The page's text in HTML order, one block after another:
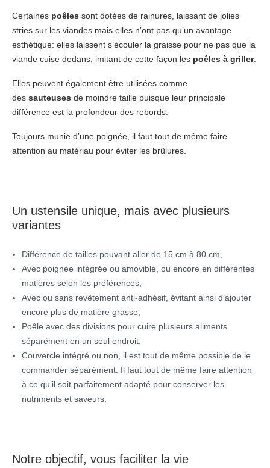
Certaines poêles sont dotées de rainures, laissant de jolies
stries sur les viandes mais elles n’ont pas qu’un avantage
esthétique: elles laissent s’écouler la graisse pour ne pas que la
viande cuise dedans, imitant de cette façon les poêles à griller.
Elles peuvent également être utilisées comme
des sauteuses de moindre taille puisque leur principale
différence est la profondeur des rebords.
Toujours munie d’une poignée, il faut tout de même faire
attention au matériau pour éviter les brûlures.
Un ustensile unique, mais avec plusieurs
variantes
Différence de tailles pouvant aller de 15 cm à 80 cm,
Avec poignée intégrée ou amovible, ou encore en différentes
matières selon les préférences,
Avec ou sans revêtement anti-adhésif, évitant ainsi d’ajouter
encore plus de matière grasse,
Poêle avec des divisions pour cuire plusieurs aliments
séparément en un seul endroit,
Couvercle intégré ou non, il est tout de même possible de le
commander séparément. Il faut tout de même faire attention
à ce qu’il soit parfaitement adapté pour conserver les
nutriments et saveurs.
Notre objectif, vous faciliter la vie